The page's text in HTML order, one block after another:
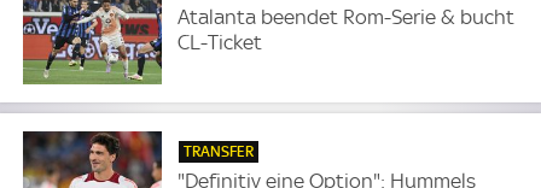
Atalanta beendet Rom-Serie & bucht
CL-Ticket
TRANSFER
"Definitiv eine Option": Hummels